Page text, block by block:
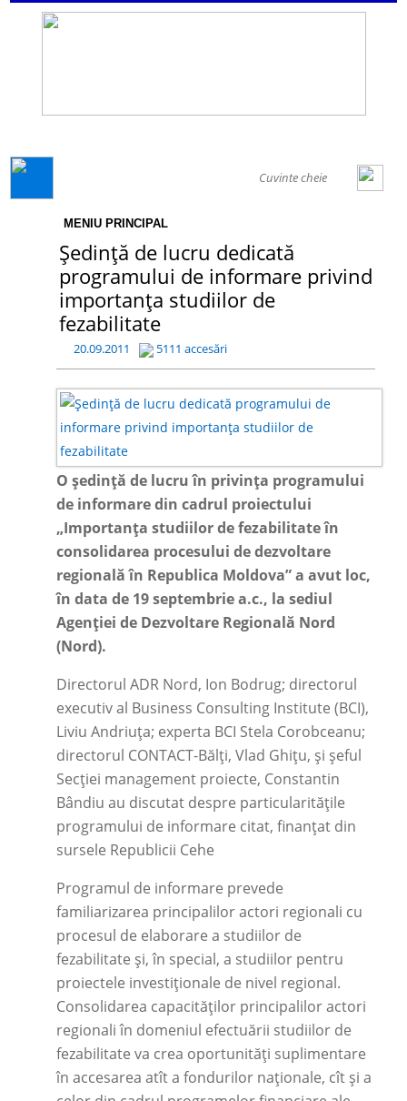
MENIU PRINCIPAL
Ședință de lucru dedicată
programului de informare privind
importanța studiilor de
fezabilitate
20.09.2011 5111 accesări
O ședință de lucru în privința programului
de informare din cadrul proiectului
„Importanța studiilor de fezabilitate în
consolidarea procesului de dezvoltare
regională în Republica Moldova” a avut loc,
în data de 19 septembrie a.c., la sediul
Agenției de Dezvoltare Regională Nord
(Nord).
Directorul ADR Nord, Ion Bodrug; directorul
executiv al Business Consulting Institute (BCI),
Liviu Andriuța; experta BCI Stela Corobceanu;
directorul CONTACT-Bălți, Vlad Ghițu, și șeful
Secției management proiecte, Constantin
Bândiu au discutat despre particularitățile
programului de informare citat, finanțat din
sursele Republicii Cehe
Programul de informare prevede
familiarizarea principalilor actori regionali cu
procesul de elaborare a studiilor de
fezabilitate și, în special, a studiilor pentru
proiectele investiționale de nivel regional.
Consolidarea capacităților principalilor actori
regionali în domeniul efectuării studiilor de
fezabilitate va crea oportunități suplimentare
în accesarea atît a fondurilor naționale, cît și a